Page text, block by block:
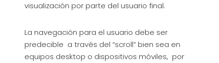
visualización por parte del usuario final.
La navegación para el usuario debe ser
predecible a través del “scroll” bien sea en
equipos desktop o dispositivos móviles, por